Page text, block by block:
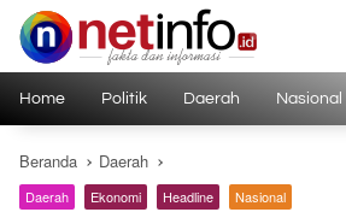
Langsung
konten
Home Politik Daerah Nasional
Beranda Daerah
Daerah Ekonomi Headline Nasional